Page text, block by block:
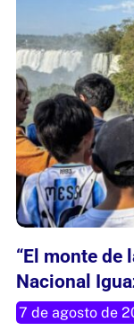
“El monte de
Nacional
7 de agosto de